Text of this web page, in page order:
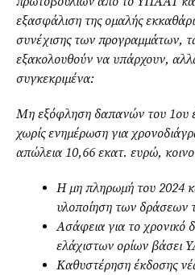
εξασφάλιση της ομαλής
συνέχισης των προγραμμάτων,
εξακολουθούν να υπάρχουν,
συγκεκριμένα:
Μη εξόφληση δαπανών του
χωρίς ενημέρωση για
απώλεια 10,66 εκατ. ευρώ,
Η μη πληρωμή του 2024
υλοποίηση των δράσεων
Ασάφεια για το χρονικό
ελάχιστων ορίων βάσει
Καθυστέρηση έκδοσης